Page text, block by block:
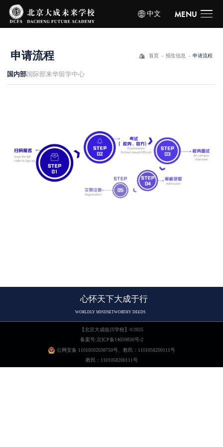
中文 MENU
申请流程 首页 招生信息 申请流程
国内部国际部来华留学中心
心怀天下
WORLDLY MINDSET
大成于行
WORTHY DEEDS
【北京大成临川学校】©2025
备案号:京ICP备14059830号-2
公网安备 11010502038750号、教民：1101058200111号
教民：1101058200111号